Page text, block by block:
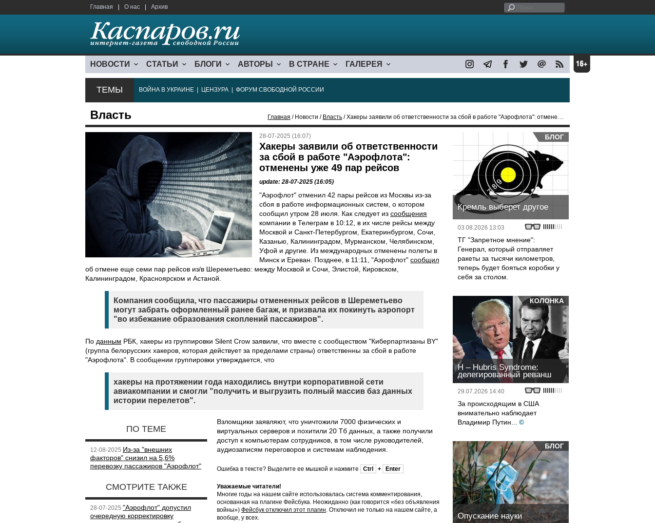
Главная О нас Архив
НОВОСТИ СТАТЬИ БЛОГИ АВТОРЫ В СТРАНЕ ГАЛЕРЕЯ
ТЕМЫ ВОЙНА В УКРАИНЕ ЦЕНЗУРА ФОРУМ СВОБОДНОЙ РОССИИ
Власть Главная / Новости / Власть / Хакеры заявили об ответственности за сбой в работе "Аэрофлота": отменены уже 49 пар рейсов
28-07-2025 (16:07)
Хакеры заявили об ответственности
за сбой в работе "Аэрофлота":
отменены уже 49 пар рейсов
update: 28-07-2025 (16:05)
"Аэрофлот" отменил 42 пары рейсов из Москвы из-за
сбоя в работе информационных систем, о котором
сообщил утром 28 июля. Как следует из сообщения
компании в Телеграм в 10:12, в их числе рейсы между
Москвой и Санкт-Петербургом, Екатеринбургом, Сочи,
Казанью, Калининградом, Мурманском, Челябинском,
Уфой и другие. Из международных отменены полеты в
Минск и Ереван. Позднее, в 11:11, "Аэрофлот" сообщил
об отмене еще семи пар рейсов из/в Шереметьево: между Москвой и Сочи, Элистой, Кировском,
Калининградом, Красноярском и Астаной.
Компания сообщила, что пассажиры отмененных рейсов в Шереметьево
могут забрать оформленный ранее багаж, и призвала их покинуть аэропорт
"во избежание образования скоплений пассажиров".
По данным РБК, хакеры из группировки Silent Crow заявили, что вместе с сообществом "Киберпартизаны BY"
(группа белорусских хакеров, которая действует за пределами страны) ответственны за сбой в работе
"Аэрофлота". В сообщении группировки утверждается, что
хакеры на протяжении года находились внутри корпоративной сети
авиакомпании и смогли "получить и выгрузить полный массив баз данных
истории перелетов".
ПО ТЕМЕ
12-08-2025 Из-за "внешних
факторов" снизил на 5,6%
перевозку пассажиров "Аэрофлот"
СМОТРИТЕ ТАКЖЕ
28-07-2025 "Аэрофлот" допустил
очередную корректировку
Взломщики заявляют, что уничтожили 7000 физических и
виртуальных серверов и похитили 20 Тб данных, а также получили
доступ к компьютерам сотрудников, в том числе руководителей,
аудиозаписям переговоров и системам наблюдения.
Ошибка в тексте? Выделите ее мышкой и нажмите Ctrl + Enter
Уважаемые читатели!
Многие годы на нашем сайте использовалась система комментирования,
основанная на плагине Фейсбука. Неожиданно (как говорится «без объявления
войны») Фейсбук отключил этот плагин. Отключил не только на нашем сайте, а
вообще, у всех.
БЛОГ
Кремль выберет другое
03.08.2026 13:03
ТГ "Запретное мнение":
Генерал, который отправляет
ракеты за тысячи километров,
теперь будет бояться коробки у
себя за столом.
КОЛОНКА
H – Hubris Syndrome:
делегированный реванш
29.07.2026 14:40
За происходящим в США
внимательно наблюдает
Владимир Путин...
©
БЛОГ
Опускание науки